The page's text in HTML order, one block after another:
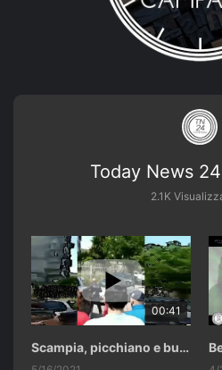
Today News
2.1K
00:41
Scampia, picchiano e buttano in un cassonetto un uomo accusato di abusi sui nipotini.